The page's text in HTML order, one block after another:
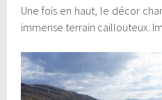
Une fois en haut, le décor
immense terrain caillouteux.